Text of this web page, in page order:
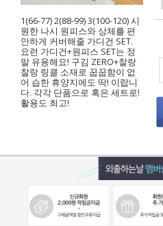
1(66-77) 2(88-99) 3(100-120) 시
원한 나시 원피스와 상체를 편
안하게 커버해줄 가디건 SET.
요런 가디건+원피스 SET는 정
말 유용해요! 구김 ZERO+찰랑
찰랑 링클 소재로 꿉꿉함이 없
어 습한 휴양지에도 딱! 이랍니
다. 각각 단품으로 혹은 세트로!
활용도 최고!